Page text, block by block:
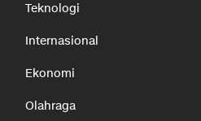
Teknologi
Internasional
Ekonomi
Olahraga